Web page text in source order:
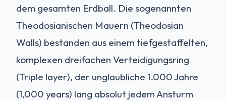
dem gesamten Erdball. Die sogenannten
Theodosianischen Mauern (Theodosian
Walls) bestanden aus einem tiefgestaffelten,
komplexen dreifachen Verteidigungsring
(Triple layer), der unglaubliche 1.000 Jahre
(1,000 years) lang absolut jedem Ansturm